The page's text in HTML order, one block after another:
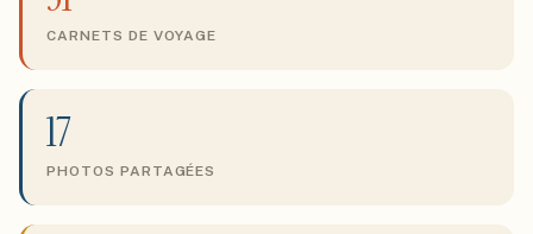
CARNETS DE VOYAGE
17
PHOTOS PARTAGÉES